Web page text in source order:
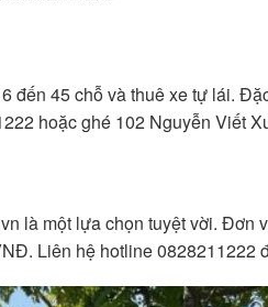
45 chỗ và thuê xe tự lái.
hoặc ghé 102 Nguyễn Viết
là một lựa chọn tuyệt vời. Đơn
Liên hệ hotline 0828211222